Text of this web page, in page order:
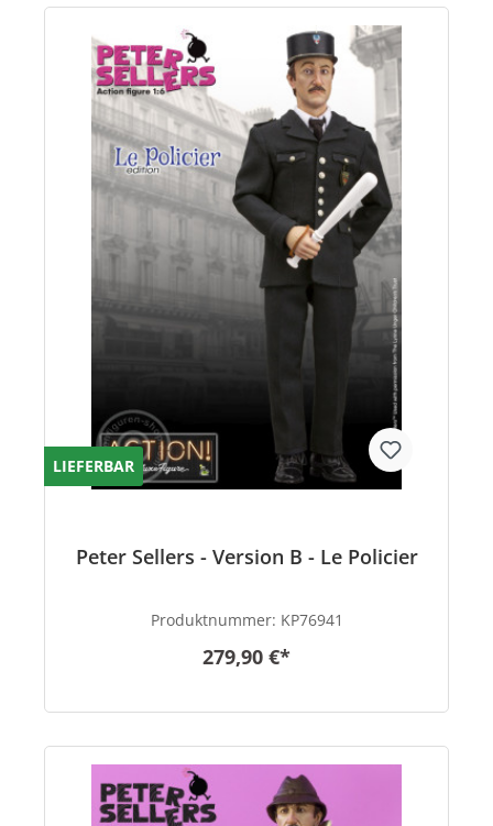
LIEFERBAR
Peter Sellers - Version B - Le Policier
Produktnummer: KP76941
279,90 €*